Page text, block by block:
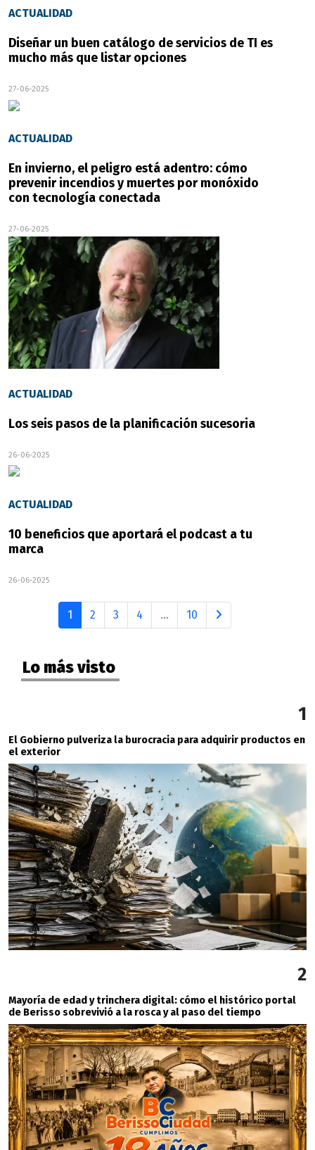
ACTUALIDAD
Diseñar un buen catálogo de servicios de TI es
mucho más que listar opciones
27-06-2025
ACTUALIDAD
En invierno, el peligro está adentro: cómo
prevenir incendios y muertes por monóxido
con tecnología conectada
27-06-2025
ACTUALIDAD
Los seis pasos de la planificación sucesoria
26-06-2025
ACTUALIDAD
10 beneficios que aportará el podcast a tu
marca
26-06-2025
1 2 3 4 ... 10
Lo más visto
1
El Gobierno pulveriza la burocracia para adquirir productos en
el exterior
2
Mayoría de edad y trinchera digital: cómo el histórico portal
de Berisso sobrevivió a la rosca y al paso del tiempo